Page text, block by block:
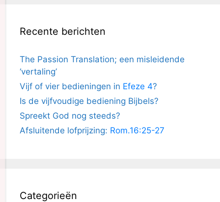
Recente berichten
The Passion Translation; een misleidende
‘vertaling’
Vijf of vier bedieningen in Efeze 4?
Is de vijfvoudige bediening Bijbels?
Spreekt God nog steeds?
Afsluitende lofprijzing: Rom.16:25-27
Categorieën